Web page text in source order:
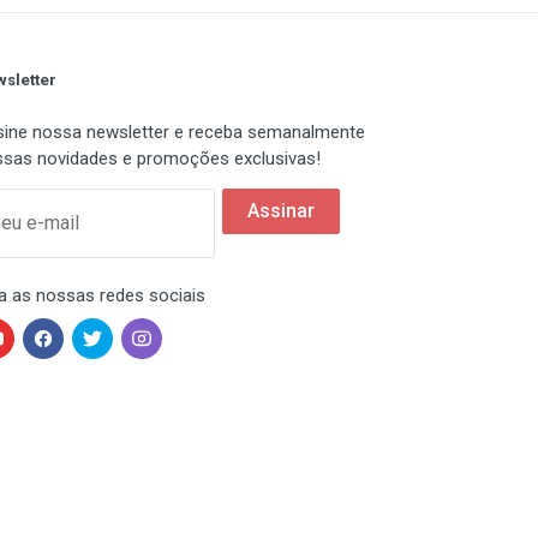
nossa newsletter e receba semanalmente
novidades e promoções exclusivas!
e-mail
Assinar
as nossas redes sociais